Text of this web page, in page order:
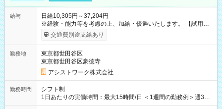
給与
日給10,305円～37,204円
※経験・能力等を考慮の上、加給・優遇いたします。 【試用期
間】試用期間なし
交通費別途支給あり
勤務地
東京都世田谷区
東京都世田谷区豪徳寺
アシストワーク株式会社
勤務時間
シフト制
1日あたりの実働時間：最大15時間/日 ＜1週間の勤務例＞週3回
勤務 勤務：月・水・金 休み：火・木・土・日 好きな時にお仕事